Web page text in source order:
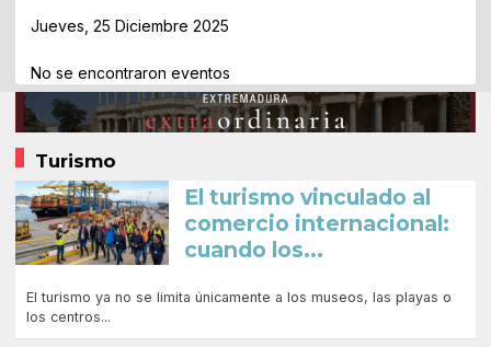
Jueves, 25 Diciembre 2025
No se encontraron eventos
Turismo
El turismo vinculado al
comercio internacional:
cuando los...
El turismo ya no se limita únicamente a los museos, las playas o
los centros...